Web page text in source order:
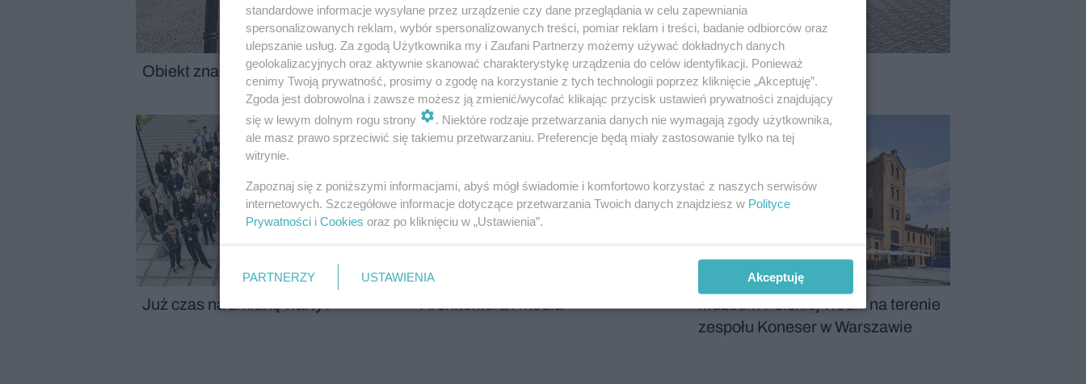
Obiekt znaczący i kameralny – o ratuszu w Konstancinie Krzysztof Mycielski
Już czas na zmianę warty? Architektura i media
Muzeum Polskiej Wódki na terenie
zespołu Koneser w Warszawie
standardowe informacje wysyłane przez urządzenie czy dane przeglądania w celu zapewniania
spersonalizowanych reklam, wybór spersonalizowanych treści, pomiar reklam i treści, badanie odbiorców oraz
ulepszanie usług. Za zgodą Użytkownika my i Zaufani Partnerzy możemy używać dokładnych danych
geolokalizacyjnych oraz aktywnie skanować charakterystykę urządzenia do celów identyfikacji. Ponieważ
cenimy Twoją prywatność, prosimy o zgodę na korzystanie z tych technologii poprzez kliknięcie „Akceptuję”.
Zgoda jest dobrowolna i zawsze możesz ją zmienić/wycofać klikając przycisk ustawień prywatności znajdujący
się w lewym dolnym rogu strony
. Niektóre rodzaje przetwarzania danych nie wymagają zgody użytkownika,
ale masz prawo sprzeciwić się takiemu przetwarzaniu. Preferencje będą miały zastosowanie tylko na tej
witrynie.
Zapoznaj się z poniższymi informacjami, abyś mógł świadomie i komfortowo korzystać z naszych serwisów
internetowych. Szczegółowe informacje dotyczące przetwarzania Twoich danych znajdziesz w Polityce
Prywatności i Cookies oraz po kliknięciu w „Ustawienia”.
PARTNERZY USTAWIENIA Akceptuję